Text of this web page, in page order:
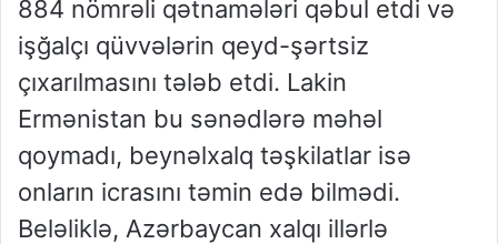
884 nömrəli qətnamələri qəbul etdi və
işğalçı qüvvələrin qeyd-şərtsiz
çıxarılmasını tələb etdi. Lakin
Ermənistan bu sənədlərə məhəl
qoymadı, beynəlxalq təşkilatlar isə
onların icrasını təmin edə bilmədi.
Beləliklə, Azərbaycan xalqı illərlə